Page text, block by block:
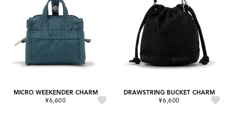
MICRO WEEKENDER CHARM
¥6,600
DRAWSTRING BUCKET CHARM
¥6,600